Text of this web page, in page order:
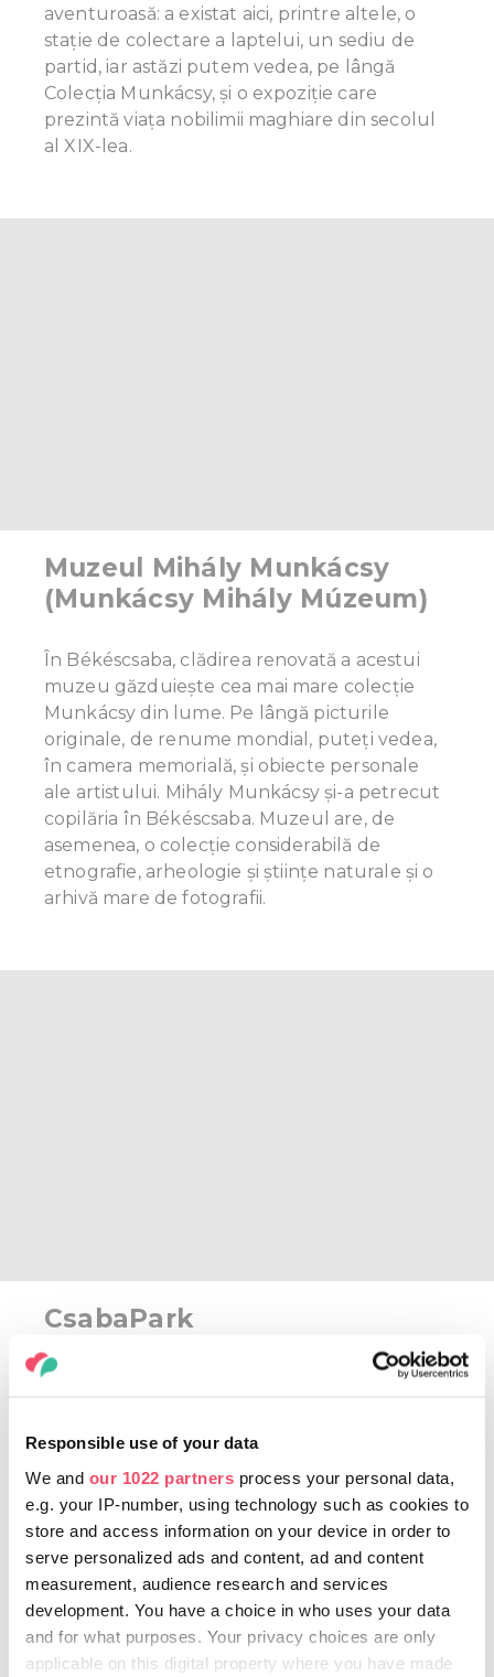
Responsible use of your data
We and our 1022 partners process your personal data,
e.g. your IP-number, using technology such as cookies to
store and access information on your device in order to
serve personalized ads and content, ad and content
measurement, audience research and services
development. You have a choice in who uses your data
and for what purposes. Your privacy choices are only
applicable on this digital property where you have made
aventuroasă: a existat aici, printre altele, o
stație de colectare a laptelui, un sediu de
partid, iar astăzi putem vedea, pe lângă
Colecția Munkácsy, și o expoziție care
prezintă viața nobilimii maghiare din secolul
al XIX-lea.
Muzeul Mihály Munkácsy
(Munkácsy Mihály Múzeum)
În Békéscsaba, clădirea renovată a acestui
muzeu găzduiește cea mai mare colecție
Munkácsy din lume. Pe lângă picturile
originale, de renume mondial, puteți vedea,
în camera memorială, și obiecte personale
ale artistului. Mihály Munkácsy și-a petrecut
copilăria în Békéscsaba. Muzeul are, de
asemenea, o colecție considerabilă de
etnografie, arheologie și științe naturale și o
arhivă mare de fotografii.
CsabaPark
Dacă sunteți în Békéscsaba, trebuie să
de agrement CsabaPark e imposibil să nu
dați de ei. Aici totul se învârte în jurul acestei
specialități maghiare („hungarikum”). O
expoziție de aici prezintă prepararea
cârnaților Csabai. Există și un teren de joacă
numit „Óriások konyhája” (Bucătăria
Uriașilor) cu două mașini mari, prin care pot
trece copiii: una de umplut cârnați și cealaltă
de tocat carne. Locul evocă bine atmosfera
rurală a pomenii porcului. Probabil că vi se va